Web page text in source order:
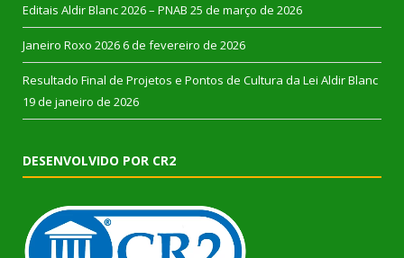
Editais Aldir Blanc 2026 – PNAB 25 de março de 2026
Janeiro Roxo 2026 6 de fevereiro de 2026
Resultado Final de Projetos e Pontos de Cultura da Lei Aldir Blanc
19 de janeiro de 2026
DESENVOLVIDO POR CR2